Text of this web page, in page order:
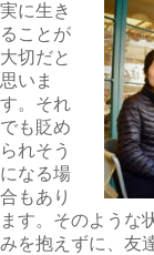
実に生き
ることが
大切だと
思いま
す。それ
でも貶め
られそう
になる場
合もあり
ます。そのような
みを抱えずに、友